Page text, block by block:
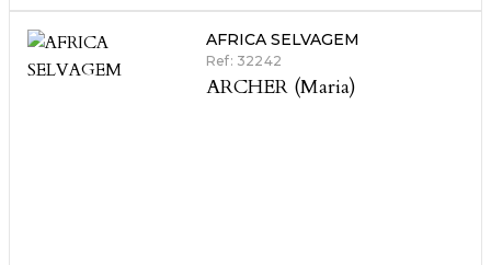
AFRICA SELVAGEM
Ref: 32242
ARCHER (Maria)